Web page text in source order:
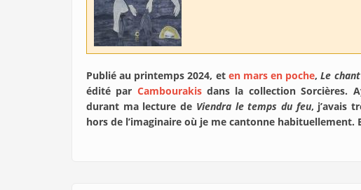
Publié au printemps 2024, et en mars en poche,Le
édité par Cambourakisdans la collection Sorcières.
durant ma lecture de Viendra le temps du feu, j’avais
hors de l’imaginaire où je me cantonne habituellement.